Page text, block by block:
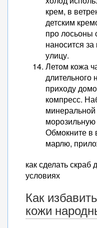
крем, в
детским
про лосьоны
наносится
улицу.
Летом кожа
длительного
приходу
компресс.
минеральной
Обмокните в
марлю,
как сделать
условиях
Как
кожи